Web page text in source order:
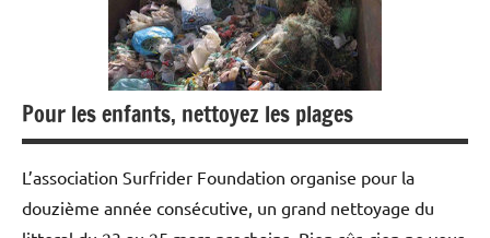
Pour les enfants, nettoyez les plages
L’association Surfrider Foundation organise pour la
douzième année consécutive, un grand nettoyage du